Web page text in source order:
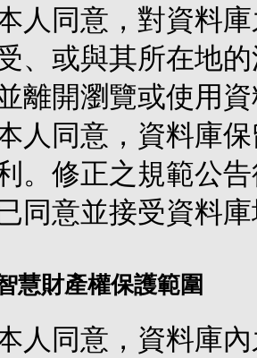
新官網上線囉
礎法學與人權研究通訊第30期上線！
》「以我的族名呼喚我」訴訟文件上架!!
礎法學與人權研究通訊第24期上線！
學所有©2008 Taiwan Database for Empirical Legal
學院 Designed by
國立臺灣大學數位人文研究中心
人同意，對資料
、或與其所在地
離開瀏覽或使用
人同意，資料庫
。修正之規範公
同意並接受資料
慧財產權保護範圍
人同意，資料庫